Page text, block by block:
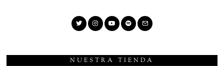
NUESTRA TIENDA